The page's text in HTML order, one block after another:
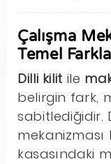
Çalışma
Temel
Dilli kilit ile
belirgin fark,
sabitlediğidir.
kasasındaki